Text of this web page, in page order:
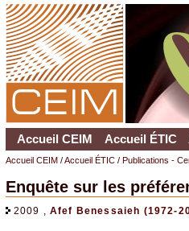
Accueil CEIM Accueil ÉTIC
Accueil CEIM/Accueil ÉTIC/ Publications -
Enquête sur les
2009 , Afef Benessaieh (1972-